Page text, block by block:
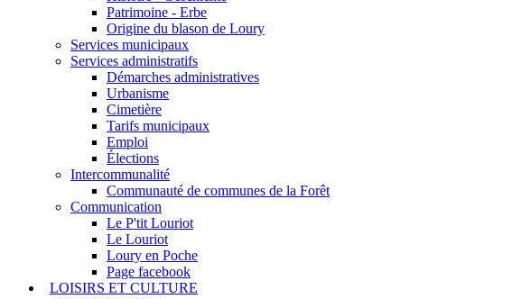
Patrimoine - Erbe
Origine du blason de Loury
Services municipaux
Services administratifs
Démarches administratives
Urbanisme
Cimetière
Tarifs municipaux
Emploi
Élections
Intercommunalité
Communauté de communes de la Forêt
Communication
Le P'tit Louriot
Le Louriot
Loury en Poche
Page facebook
LOISIRS ET CULTURE